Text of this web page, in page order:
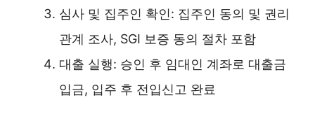
심사 및 집주인 확인: 집주인 동의 및 권리
관계 조사, SGI 보증 동의 절차 포함
대출 실행: 승인 후 임대인 계좌로 대출금
입금, 입주 후 전입신고 완료